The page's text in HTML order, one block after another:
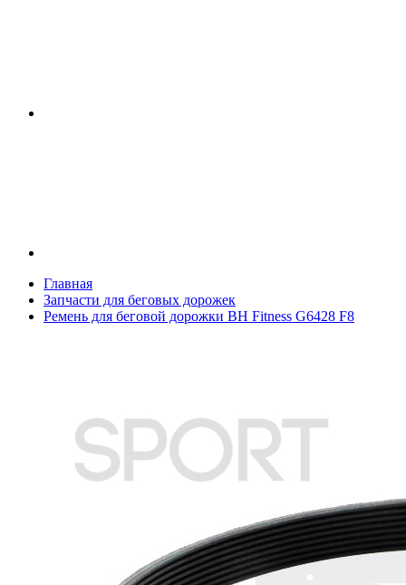
Главная
Запчасти для беговых дорожек
Ремень для беговой дорожки BH Fitness G6428 F8